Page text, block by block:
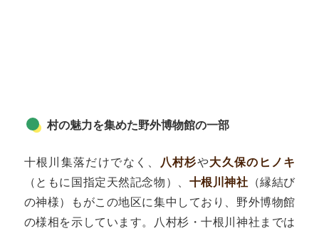
村の魅力を集めた野外博物館の一部
十根川集落だけでなく、 八村杉や大久保のヒノキ
（ともに国指定天然記念物）、 十根川神社 （縁結び
の神様）もがこの地区に集中しており、野外博物館
の様相を示しています。八村杉・十根川神社までは